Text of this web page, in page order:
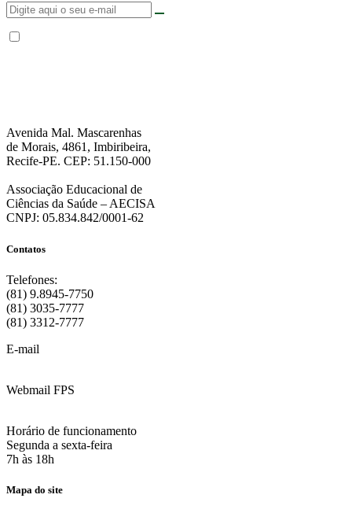
Avenida Mal. Mascarenhas
de Morais, 4861, Imbiribeira,
Recife-PE. CEP: 51.150-000
Associação Educacional de
Ciências da Saúde – AECISA
CNPJ: 05.834.842/0001-62
Contatos
Telefones:
(81) 9.8945-7750
(81) 3035-7777
(81) 3312-7777
E-mail
Webmail FPS
Horário de funcionamento
Segunda a sexta-feira
7h às 18h
Mapa do site